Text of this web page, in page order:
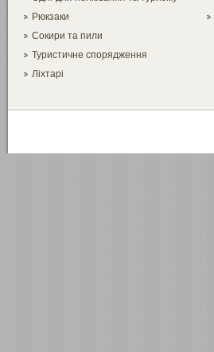
Рюкзаки
Сокири та пили
Туристичне спорядження
Ліхтарі